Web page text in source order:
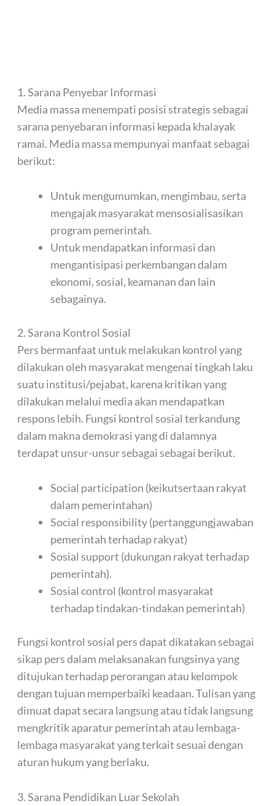
1. Sarana Penyebar Informasi
Media massa menempati posisi strategis sebagai
sarana penyebaran informasi kepada khalayak
ramai. Media massa mempunyai manfaat sebagai
berikut:
Untuk mengumumkan, mengimbau, serta
mengajak masyarakat mensosialisasikan
program pemerintah.
Untuk mendapatkan informasi dan
mengantisipasi perkembangan dalam
ekonomi, sosial, keamanan dan lain
sebagainya.
2. Sarana Kontrol Sosial
Pers bermanfaat untuk melakukan kontrol yang
dilakukan oleh masyarakat mengenai tingkah laku
suatu institusi/pejabat, karena kritikan yang
dilakukan melalui media akan mendapatkan
respons lebih. Fungsi kontrol sosial terkandung
dalam makna demokrasi yang di dalamnya
terdapat unsur-unsur sebagai sebagai berikut.
Social participation (keikutsertaan rakyat
dalam pemerintahan)
Social responsibility (pertanggungjawaban
pemerintah terhadap rakyat)
Sosial support (dukungan rakyat terhadap
pemerintah).
Sosial control (kontrol masyarakat
terhadap tindakan-tindakan pemerintah)
Fungsi kontrol sosial pers dapat dikatakan sebagai
sikap pers dalam melaksanakan fungsinya yang
ditujukan terhadap perorangan atau kelompok
dengan tujuan memperbaiki keadaan. Tulisan yang
dimuat dapat secara langsung atau tidak langsung
mengkritik aparatur pemerintah atau lembaga-
lembaga masyarakat yang terkait sesuai dengan
aturan hukum yang berlaku.
3. Sarana Pendidikan Luar Sekolah